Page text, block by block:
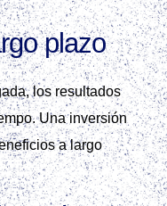
plazo
los resultados
Una inversión
a largo